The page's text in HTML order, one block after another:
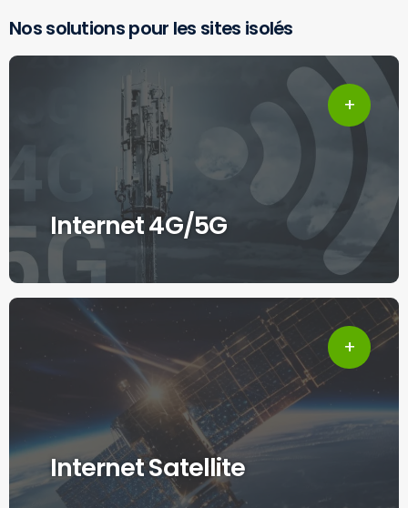
Nos solutions pour les sites isolés
Internet 4G/5G
Internet Satellite